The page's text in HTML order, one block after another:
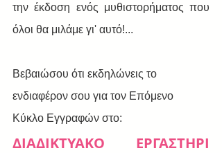
την έκδοση ενός μυθιστορήματος που
όλοι θα μιλάμε γι' αυτό!...
Βεβαιώσου ότι εκδηλώνεις το
ενδιαφέρον σου για τον Επόμενο
Κύκλο Εγγραφών στο:
ΔΙΑΔΙΚΤΥΑΚΟ ΕΡΓΑΣΤΗΡΙ